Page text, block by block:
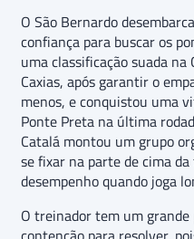
O São Bernardo
confiança para buscar os
uma classificação suada
Caxias, após garantir o
menos, e conquistou uma
Ponte Preta na última
Catalá montou um grupo
se fixar na parte de cima
desempenho quando joga
O treinador tem um